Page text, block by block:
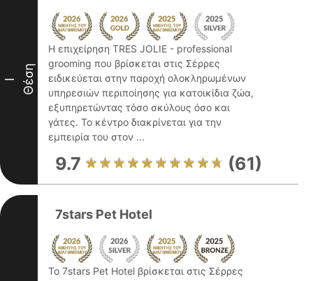
I Θέση
Η επιχείρηση TRES JOLIE - professional
grooming που βρίσκεται στις Σέρρες
ειδικεύεται στην παροχή ολοκληρωμένων
υπηρεσιών περιποίησης για κατοικίδια ζώα,
εξυπηρετώντας τόσο σκύλους όσο και
γάτες. Το κέντρο διακρίνεται για την
εμπειρία του στον ...
9.7 (61)
7stars Pet Hotel
Το 7stars Pet Hotel βρίσκεται στις Σέρρες